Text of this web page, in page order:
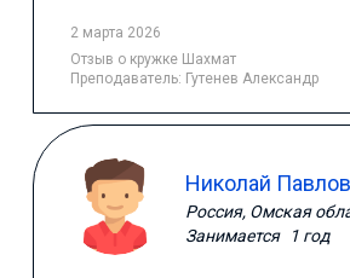
2 марта 2026
Отзыв о кружке Шахмат
Преподаватель: Гутенев Александр
Николай
Россия, Омская
Занимается
1 год